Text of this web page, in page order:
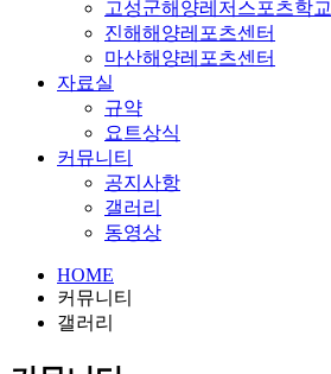
고성군해양레저스포츠학교
진해해양레포츠센터
마산해양레포츠센터
자료실
규약
요트상식
커뮤니티
공지사항
갤러리
동영상
HOME
커뮤니티
갤러리